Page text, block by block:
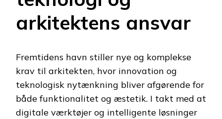
arkitektens ansvar
Fremtidens havn stiller nye og komplekse
krav til arkitekten, hvor innovation og
teknologisk nytænkning bliver afgørende for
både funktionalitet og æstetik. I takt med at
digitale værktøjer og intelligente løsninger